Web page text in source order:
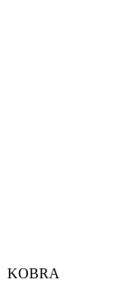
KOBRA